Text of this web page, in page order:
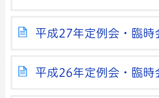
平成27年定例会・臨時
平成26年定例会・臨時